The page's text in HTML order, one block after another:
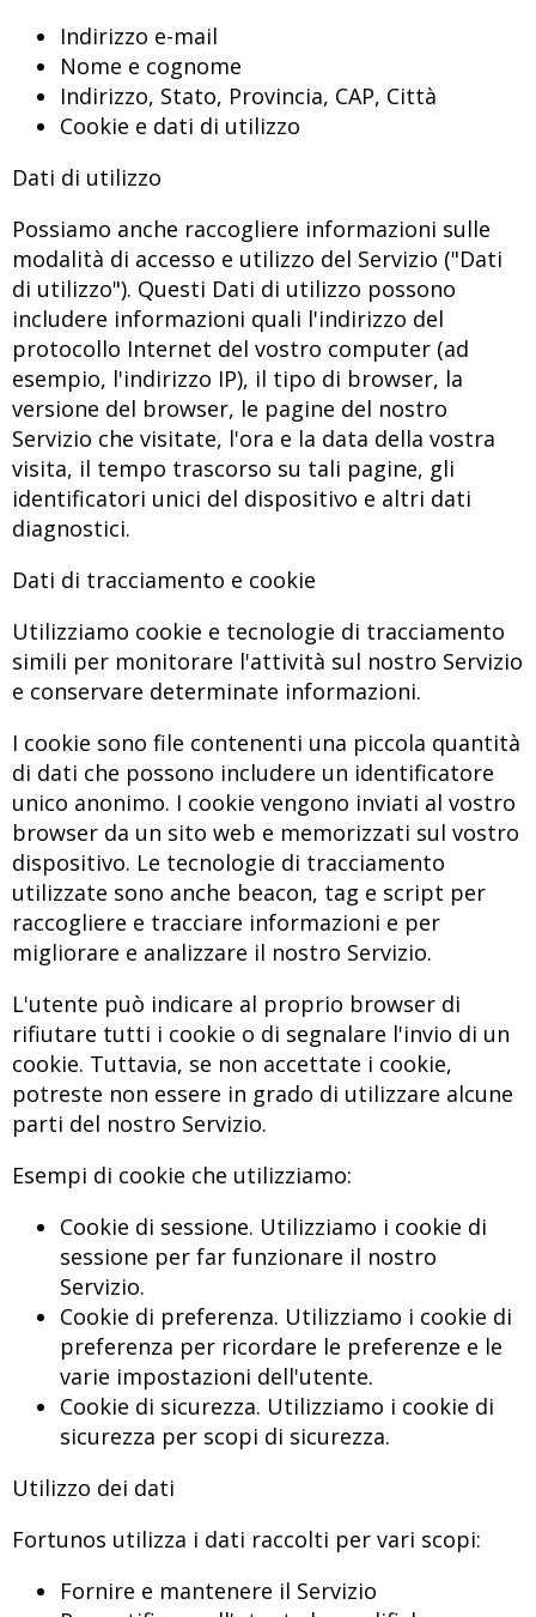
Indirizzo e-mail
Nome e cognome
Indirizzo, Stato, Provincia, CAP, Città
Cookie e dati di utilizzo
Dati di utilizzo
Possiamo anche raccogliere informazioni sulle
modalità di accesso e utilizzo del Servizio ("Dati
di utilizzo"). Questi Dati di utilizzo possono
includere informazioni quali l'indirizzo del
protocollo Internet del vostro computer (ad
esempio, l'indirizzo IP), il tipo di browser, la
versione del browser, le pagine del nostro
Servizio che visitate, l'ora e la data della vostra
visita, il tempo trascorso su tali pagine, gli
identificatori unici del dispositivo e altri dati
diagnostici.
Dati di tracciamento e cookie
Utilizziamo cookie e tecnologie di tracciamento
simili per monitorare l'attività sul nostro Servizio
e conservare determinate informazioni.
I cookie sono file contenenti una piccola quantità
di dati che possono includere un identificatore
unico anonimo. I cookie vengono inviati al vostro
browser da un sito web e memorizzati sul vostro
dispositivo. Le tecnologie di tracciamento
utilizzate sono anche beacon, tag e script per
raccogliere e tracciare informazioni e per
migliorare e analizzare il nostro Servizio.
L'utente può indicare al proprio browser di
rifiutare tutti i cookie o di segnalare l'invio di un
cookie. Tuttavia, se non accettate i cookie,
potreste non essere in grado di utilizzare alcune
parti del nostro Servizio.
Esempi di cookie che utilizziamo:
Cookie di sessione. Utilizziamo i cookie di
sessione per far funzionare il nostro
Servizio.
Cookie di preferenza. Utilizziamo i cookie di
preferenza per ricordare le preferenze e le
varie impostazioni dell'utente.
Cookie di sicurezza. Utilizziamo i cookie di
sicurezza per scopi di sicurezza.
Utilizzo dei dati
Fortunos utilizza i dati raccolti per vari scopi:
Fornire e mantenere il Servizio